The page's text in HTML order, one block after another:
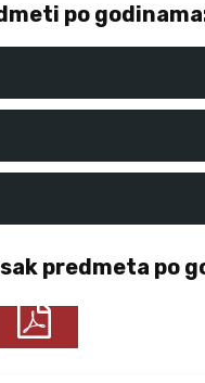
po
predmeta po